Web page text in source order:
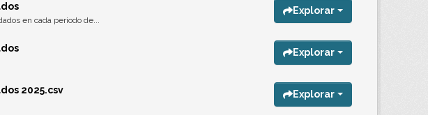
en cada periodo de...
Explorar
Explorar
2025.csv Explorar